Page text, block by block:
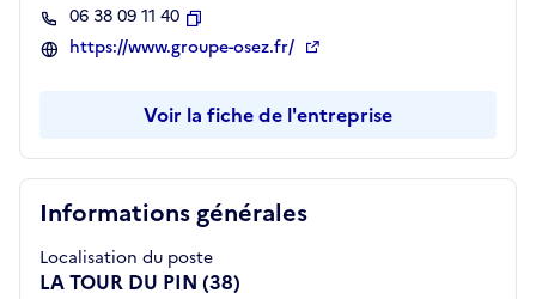
Informations générales
Localisation du poste
LA TOUR DU PIN (38)
06 38 09 11 40
Copier
https://www.groupe-osez.fr/
Voir la fiche de l'entreprise